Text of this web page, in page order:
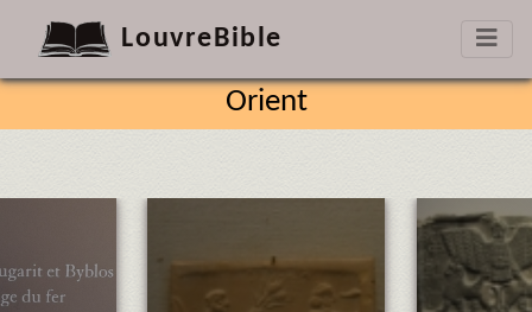
LouvreBible
Orient